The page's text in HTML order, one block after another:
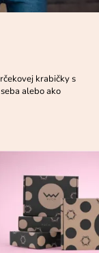
krabičky s
alebo ako